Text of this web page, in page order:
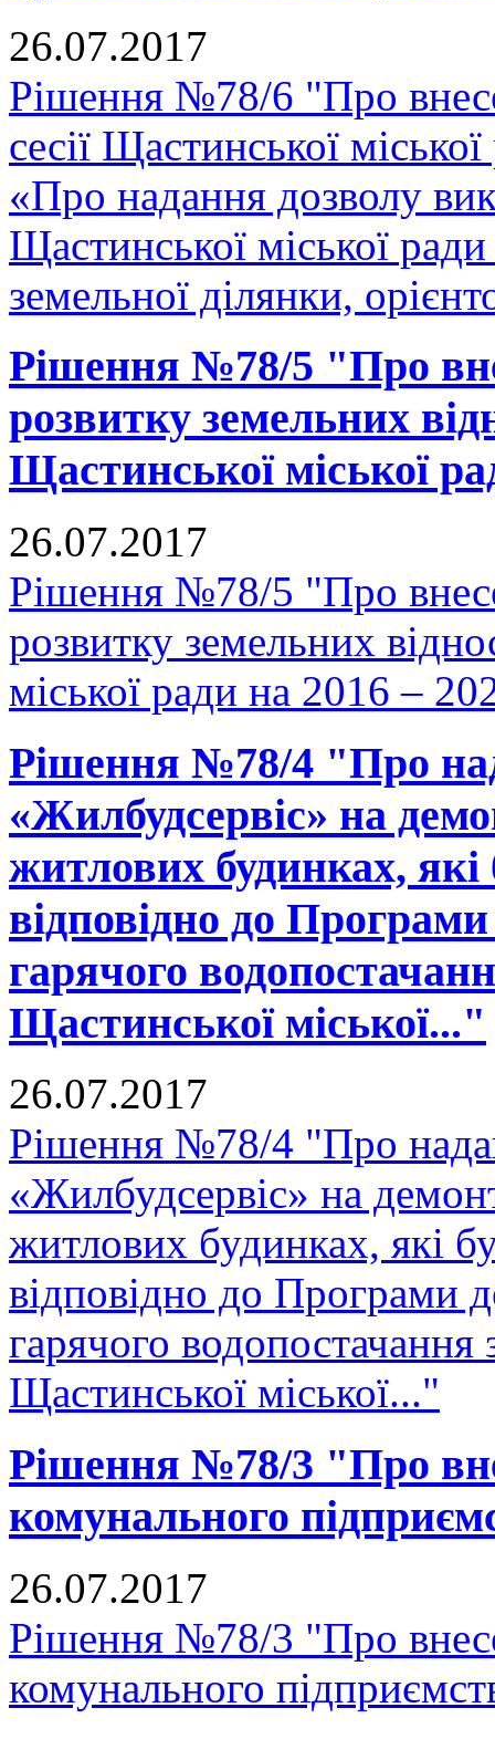
26.07.2017
Рішення №78/6 "Про
сесії Щастинської
«Про надання дозволу
Щастинської міської
земельної ділянки,
Рішення №78/5 "Про
розвитку земельних
Щастинської міської
26.07.2017
Рішення №78/5 "Про
розвитку земельних
міської ради на 2016 –
Рішення №78/4 "Про
«Жилбудсервіс» на
житлових будинках, які
відповідно до Програми
гарячого
Щастинської міської..."
26.07.2017
Рішення №78/4 "Про
«Жилбудсервіс» на
житлових будинках, які
відповідно до Програми
гарячого
Щастинської міської..."
Рішення №78/3 "Про
комунального
26.07.2017
Рішення №78/3 "Про
комунального